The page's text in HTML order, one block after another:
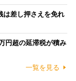
は差し押さえを免れ
円超の延滞税が積み
一覧を見る